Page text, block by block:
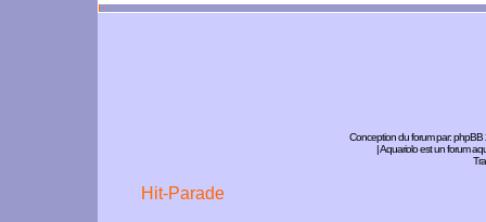
Conception du forum par:phpBB
| Aquariolo est un forum